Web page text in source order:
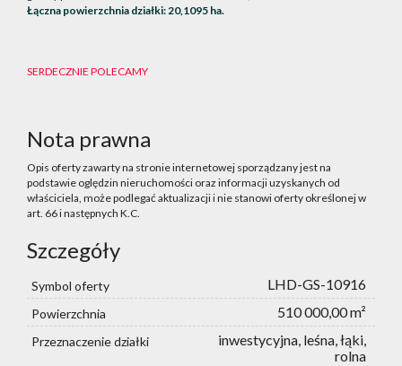
Łączna powierzchnia działki: 20,1095 ha.
SERDECZNIE POLECAMY
Nota prawna
Opis oferty zawarty na stronie internetowej sporządzany jest na
podstawie oględzin nieruchomości oraz informacji uzyskanych od
właściciela, może podlegać aktualizacji i nie stanowi oferty określonej w
art. 66 i następnych K.C.
Szczegóły
Symbol oferty LHD-GS-10916
Powierzchnia 510 000,00 m²
Przeznaczenie działki
inwestycyjna, leśna, łąki,
rolna